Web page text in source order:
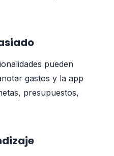
pueden
gastos y la app
presupuestos,